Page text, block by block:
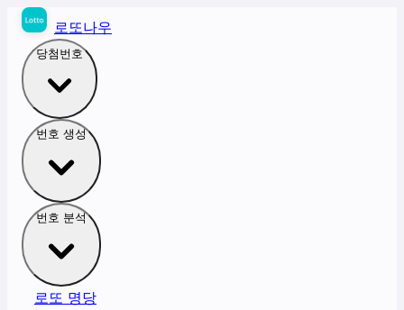
로또나우
당첨번호
번호 생성
번호 분석
로또 명당